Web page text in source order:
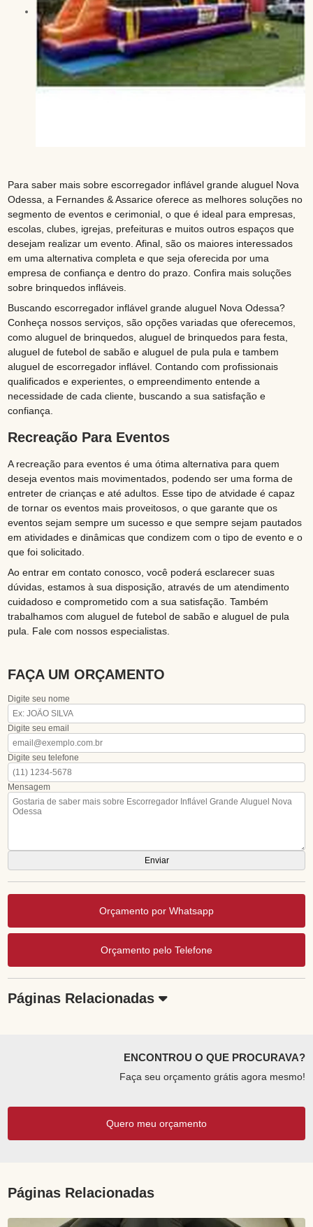
Para saber mais sobre escorregador inflável grande aluguel Nova
Odessa, a Fernandes & Assarice oferece as melhores soluções no
segmento de eventos e cerimonial, o que é ideal para empresas,
escolas, clubes, igrejas, prefeituras e muitos outros espaços que
desejam realizar um evento. Afinal, são os maiores interessados
em uma alternativa completa e que seja oferecida por uma
empresa de confiança e dentro do prazo. Confira mais soluções
sobre brinquedos infláveis.
Buscando escorregador inflável grande aluguel Nova Odessa?
Conheça nossos serviços, são opções variadas que oferecemos,
como aluguel de brinquedos, aluguel de brinquedos para festa,
aluguel de futebol de sabão e aluguel de pula pula e tambem
aluguel de escorregador inflável. Contando com profissionais
qualificados e experientes, o empreendimento entende a
necessidade de cada cliente, buscando a sua satisfação e
confiança.
Recreação Para Eventos
A recreação para eventos é uma ótima alternativa para quem
deseja eventos mais movimentados, podendo ser uma forma de
entreter de crianças e até adultos. Esse tipo de atvidade é capaz
de tornar os eventos mais proveitosos, o que garante que os
eventos sejam sempre um sucesso e que sempre sejam pautados
em atividades e dinâmicas que condizem com o tipo de evento e o
que foi solicitado.
Ao entrar em contato conosco, você poderá esclarecer suas
dúvidas, estamos à sua disposição, através de um atendimento
cuidadoso e comprometido com a sua satisfação. Também
trabalhamos com aluguel de futebol de sabão e aluguel de pula
pula. Fale com nossos especialistas.
FAÇA UM ORÇAMENTO
Digite seu nome
Digite seu email
Digite seu telefone
Mensagem
Orçamento por Whatsapp
Orçamento pelo Telefone
Páginas Relacionadas
ENCONTROU O QUE PROCURAVA?
Faça seu orçamento grátis agora mesmo!
Quero meu orçamento
Páginas Relacionadas